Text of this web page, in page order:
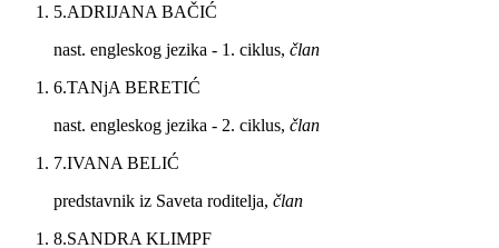
5.ADRIJANA BAČIĆ
nast. engleskog jezika - 1. ciklus, član
6.TANjA BERETIĆ
nast. engleskog jezika - 2. ciklus, član
7.IVANA BELIĆ
predstavnik iz Saveta roditelja, član
8.SANDRA KLIMPF